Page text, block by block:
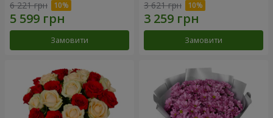
6 221 грн
Замовити
3 621 грн
Замовити